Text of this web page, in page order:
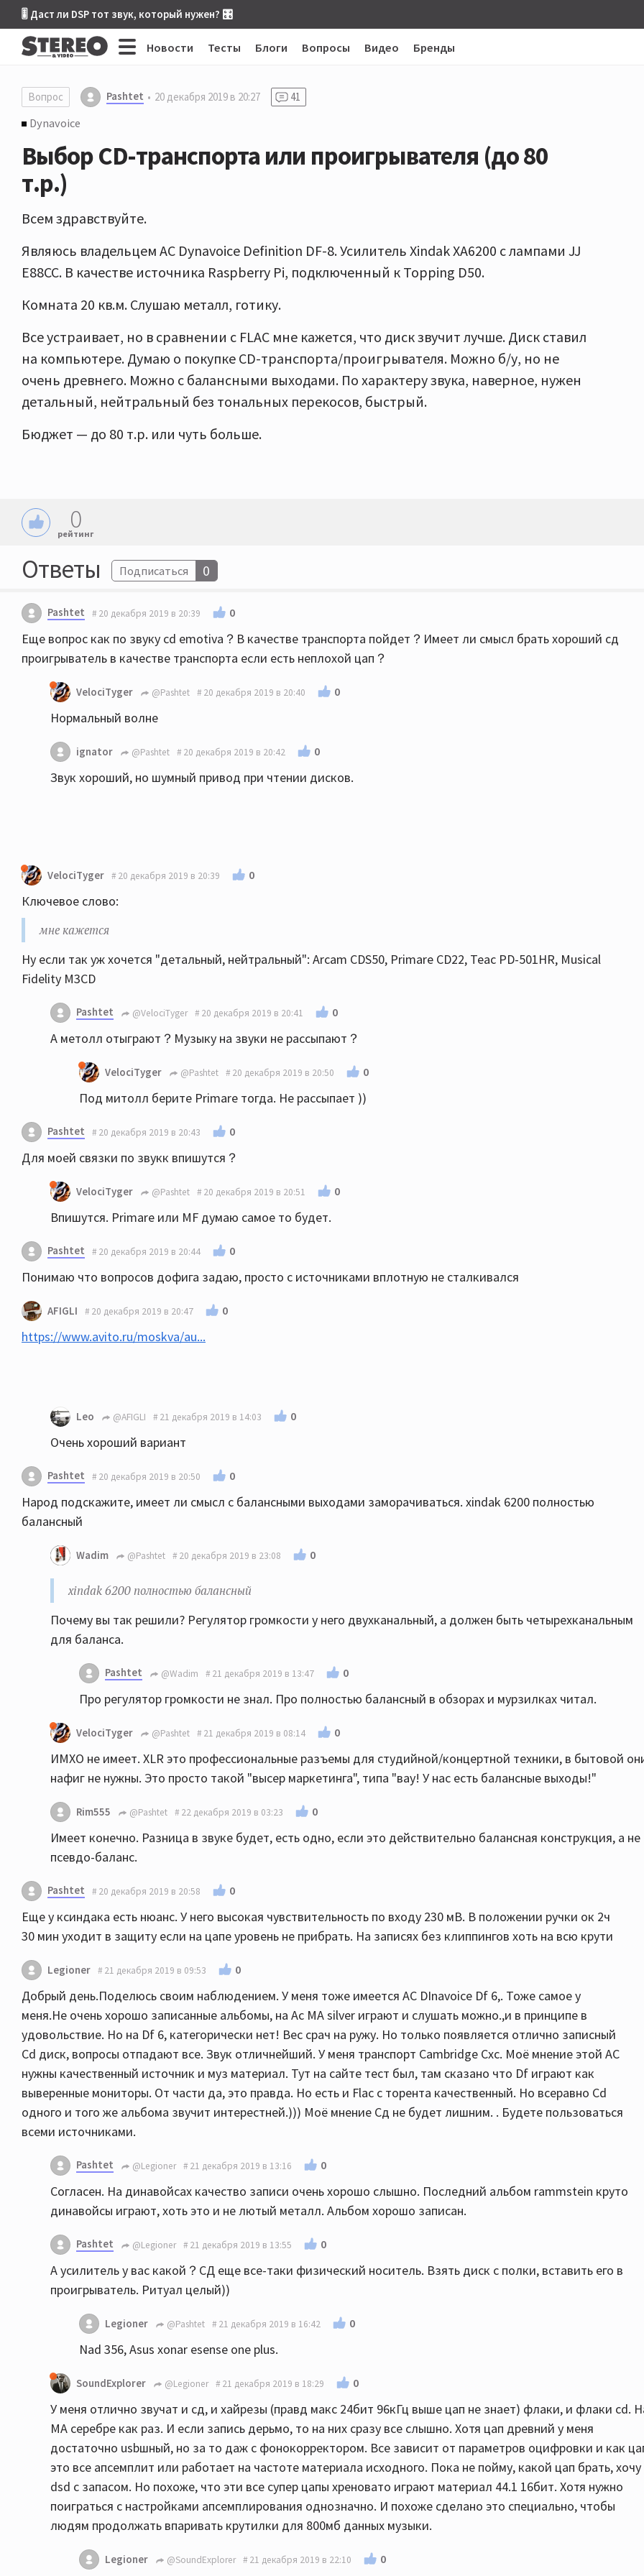
🎚 Даст ли DSP тот звук, который нужен? 🎛
Новости Тесты Блоги Вопросы Видео Бренды
Вопрос Pashtet 20 декабря 2019 в 20:27 41
Dynavoice
Выбор CD-транспорта или проигрывателя (до 80
т.р.)
Всем здравствуйте.
Являюсь владельцем АС Dynavoice Definition DF-8. Усилитель Xindak XA6200 с лампами JJ
E88CC. В качестве источника Raspberry Pi, подключенный к Topping D50.
Комната 20 кв.м. Слушаю металл, готику.
Все устраивает, но в сравнении с FLAC мне кажется, что диск звучит лучше. Диск ставил
на компьютере. Думаю о покупке CD-транспорта/проигрывателя. Можно б/у, но не
очень древнего. Можно с балансными выходами. По характеру звука, наверное, нужен
детальный, нейтральный без тональных перекосов, быстрый.
Бюджет — до 80 т.р. или чуть больше.
0
рейтинг
Ответы Подписаться 0
Pashtet 20 декабря 2019 в 20:39 0
Еще вопрос как по звуку cd emotiva？В качестве транспорта пойдет？Имеет ли смысл брать хороший сд
проигрыватель в качестве транспорта если есть неплохой цап？
VelociTyger @Pashtet 20 декабря 2019 в 20:40 0
Нормальный волне
ignator @Pashtet 20 декабря 2019 в 20:42 0
Звук хороший, но шумный привод при чтении дисков.
VelociTyger 20 декабря 2019 в 20:39 0
Ключевое слово:
мне кажется
Ну если так уж хочется "детальный, нейтральный": Arcam CDS50, Primare CD22, Teac PD-501HR, Musical
Fidelity M3CD
Pashtet @VelociTyger 20 декабря 2019 в 20:41 0
А метолл отыграют？Музыку на звуки не рассыпают？
VelociTyger @Pashtet 20 декабря 2019 в 20:50 0
Под митолл берите Primare тогда. Не рассыпает ))
Pashtet 20 декабря 2019 в 20:43 0
Для моей связки по звукк впишутся？
VelociTyger @Pashtet 20 декабря 2019 в 20:51 0
Впишутся. Primare или MF думаю самое то будет.
Pashtet 20 декабря 2019 в 20:44 0
Понимаю что вопросов дофига задаю, просто с источниками вплотную не сталкивался
AFIGLI 20 декабря 2019 в 20:47 0
https://www.avito.ru/moskva/au...
Leo @AFIGLI 21 декабря 2019 в 14:03 0
Очень хороший вариант
Pashtet 20 декабря 2019 в 20:50 0
Народ подскажите, имеет ли смысл с балансными выходами заморачиваться. xindak 6200 полностью
балансный
Wadim @Pashtet 20 декабря 2019 в 23:08 0
xindak 6200 полностью балансный
Почему вы так решили? Регулятор громкости у него двухканальный, а должен быть четырехканальным
для баланса.
Pashtet @Wadim 21 декабря 2019 в 13:47 0
Про регулятор громкости не знал. Про полностью балансный в обзорах и мурзилках читал.
VelociTyger @Pashtet 21 декабря 2019 в 08:14 0
ИМХО не имеет. XLR это профессиональные разъемы для студийной/концертной техники, в бытовой
нафиг не нужны. Это просто такой "высер маркетинга", типа "вау! У нас есть балансные выходы!"
Rim555 @Pashtet 22 декабря 2019 в 03:23 0
Имеет конечно. Разница в звуке будет, есть одно, если это действительно балансная конструкция, а не
псевдо-баланс.
Pashtet 20 декабря 2019 в 20:58 0
Еще у ксиндака есть нюанс. У него высокая чувствительность по входу 230 мВ. В положении ручки ок 2ч
30 мин уходит в защиту если на цапе уровень не прибрать. На записях без клиппингов хоть на всю крути
Legioner 21 декабря 2019 в 09:53 0
Добрый день.Поделюсь своим наблюдением. У меня тоже имеется АС DInavoice Df 6,. Тоже самое у
меня.Не очень хорошо записанные альбомы, на Ас MA silver играют и слушать можно.,и в принципе в
удовольствие. Но на Df 6, категорически нет! Вес срач на ружу. Но только появляется отлично записный
Cd диск, вопросы отпадают все. Звук отличнейший. У меня транспорт Cambridge Cxc. Моё мнение этой АС
нужны качественный источник и муз материал. Тут на сайте тест был, там сказано что Df играют как
выверенные мониторы. От части да, это правда. Но есть и Flac с торента качественный. Но всеравно Cd
одного и того же альбома звучит интерестней.))) Моё мнение Сд не будет лишним. . Будете пользоваться
всеми источниками.
Pashtet @Legioner 21 декабря 2019 в 13:16 0
Согласен. На динавойсах качество записи очень хорошо слышно. Последний альбом rammstein круто
динавойсы играют, хоть это и не лютый металл. Альбом хорошо записан.
Pashtet @Legioner 21 декабря 2019 в 13:55 0
А усилитель у вас какой？СД еще все-таки физический носитель. Взять диск с полки, вставить его в
проигрыватель. Ритуал целый))
Legioner @Pashtet 21 декабря 2019 в 16:42 0
Nad 356, Asus xonar esense one plus.
SoundExplorer @Legioner 21 декабря 2019 в 18:29 0
У меня отлично звучат и сд, и хайрезы (правд макс 24бит 96кГц выше цап не знает) флаки, и флаки cd.
МА серебре как раз. И если запись дерьмо, то на них сразу все слышно. Хотя цап древний у меня
достаточно usbшный, но за то даж с фонокорректором. Все зависит от параметров оцифровки и как
это все апсемплит или работает на частоте материала исходного. Пока не пойму, какой цап брать, хочу
dsd с запасом. Но похоже, что эти все супер цапы хреновато играют материал 44.1 16бит. Хотя нужно
поиграться с настройками апсемплирования однозначно. И похоже сделано это специально, чтобы
людям продолжать впаривать крутилки для 800мб данных музыки.
Legioner @SoundExplorer 21 декабря 2019 в 22:10 0